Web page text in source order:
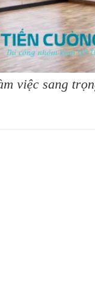
việc sang